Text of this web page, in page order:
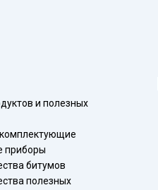
и полезных
приборы
битумов
полезных